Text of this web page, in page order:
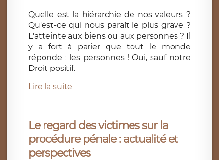
Quelle est la hiérarchie de nos valeurs ?
Qu'est-ce qui nous paraît le plus grave ?
L'atteinte aux biens ou aux personnes ? Il
y a fort à parier que tout le monde
réponde : les personnes ! Oui, sauf notre
Droit positif.
Lire la suite
Le regard des victimes sur la
procédure pénale : actualité et
perspectives